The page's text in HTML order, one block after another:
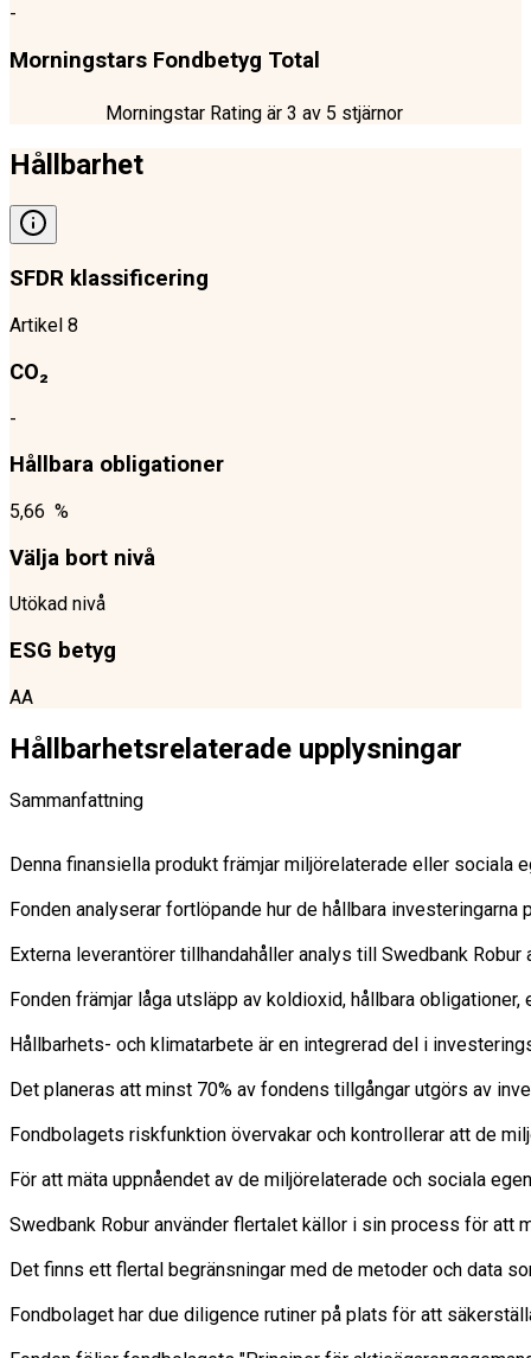
-
Morningstars Fondbetyg Total
Morningstar Rating är 3 av 5 stjärnor
Hållbarhet
SFDR klassificering
Artikel 8
CO₂
-
Hållbara obligationer
5,66 %
Välja bort nivå
Utökad nivå
ESG betyg
AA
Hållbarhetsrelaterade upplysningar
Sammanfattning
Denna finansiella produkt främjar miljörelaterade eller sociala
Fonden analyserar fortlöpande hur de hållbara
Externa leverantörer tillhandahåller analys till Swedbank
Fonden främjar låga utsläpp av koldioxid, hållbara
Hållbarhets- och klimatarbete är en integrerad del i
Det planeras att minst 70% av fondens tillgångar utgörs av
Fondbolagets riskfunktion övervakar och kontrollerar att de
För att mäta uppnåendet av de miljörelaterade och sociala
Swedbank Robur använder flertalet källor i sin process för att
Det finns ett flertal begränsningar med de metoder och data
Fondbolaget har due diligence rutiner på plats för att